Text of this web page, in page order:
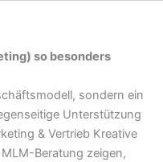
so besonders
sondern ein
Unterstützung
& Vertrieb Kreative
Beratung zeigen,